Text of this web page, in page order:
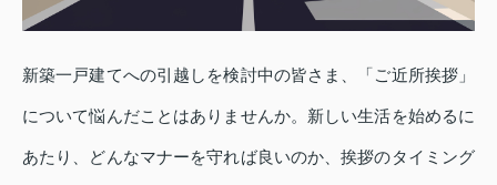
新築一戸建てへの引越しを検討中の皆さま、「ご近所挨拶」
について悩んだことはありませんか。新しい生活を始めるに
あたり、どんなマナーを守れば良いのか、挨拶のタイミング